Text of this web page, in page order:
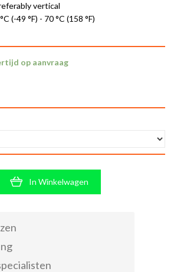
vertical
(-49 °F) - 70 °C (158 °F)
op aanvraag
In Winkelwagen